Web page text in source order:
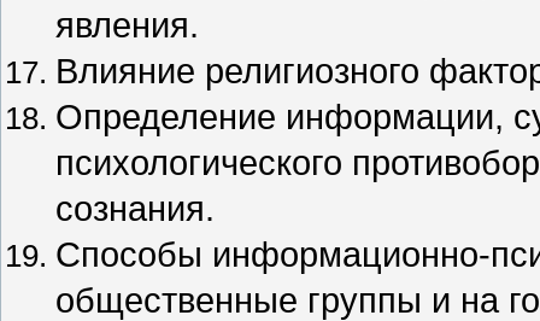
явления.
Влияние религиозного
Определение информации,
психологического
сознания.
Способы информационно-
общественные группы и на